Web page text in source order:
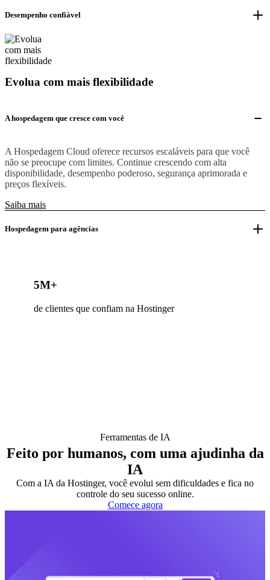
Desempenho confiável
Evolua com mais flexibilidade
A hospedagem que cresce com você
A Hospedagem Cloud oferece recursos escaláveis para que você
não se preocupe com limites. Continue crescendo com alta
disponibilidade, desempenho poderoso, segurança aprimorada e
preços flexíveis.
Saiba mais
Hospedagem para agências
5M+
de clientes que confiam na Hostinger
Ferramentas de IA
Feito por humanos, com uma ajudinha da
IA
Com a IA da Hostinger, você evolui sem dificuldades e fica no
controle do seu sucesso online.
Comece agora